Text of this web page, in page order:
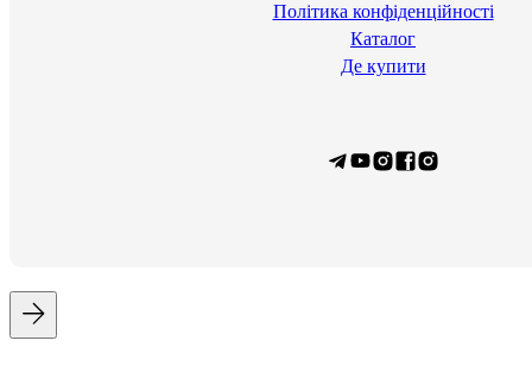
Політика конфіденційності
Каталог
Де купити